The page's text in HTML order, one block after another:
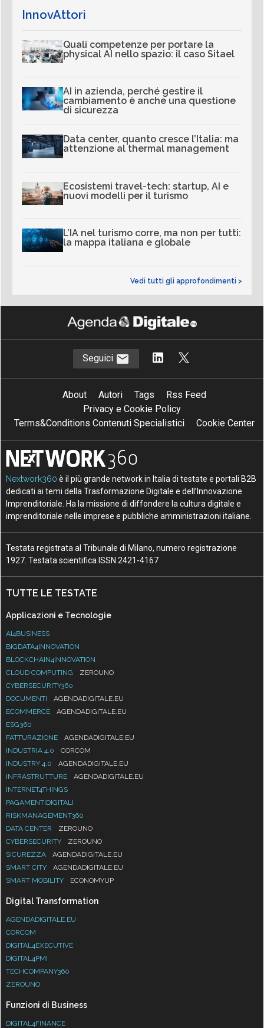
InnovAttori
Quali competenze per portare la
physical AI nello spazio: il caso Sitael
AI in azienda, perché gestire il
cambiamento è anche una questione
di sicurezza
Data center, quanto cresce l’Italia: ma
attenzione al thermal management
Ecosistemi travel-tech: startup, AI e
nuovi modelli per il turismo
L’IA nel turismo corre, ma non per tutti:
la mappa italiana e globale
Vedi tutti gli approfondimenti >
Seguici
About Autori Tags
Rss Feed
Privacy e Cookie Policy
Terms&Conditions Contenuti Specialistici
Cookie Center
Nextwork360 è il più grande network in Italia di testate e portali B2B
dedicati ai temi della Trasformazione Digitale e dell’Innovazione
Imprenditoriale. Ha la missione di diffondere la cultura digitale e
imprenditoriale nelle imprese e pubbliche amministrazioni italiane.
Testata registrata al Tribunale di Milano, numero registrazione
1927. Testata scientifica ISSN 2421-4167
TUTTE LE TESTATE
Applicazioni e Tecnologie
AI4BUSINESS
BIGDATA4INNOVATION
BLOCKCHAIN4INNOVATION
CLOUD COMPUTING
ZEROUNO
CYBERSECURITY360
DOCUMENTI
AGENDADIGITALE.EU
ECOMMERCE
AGENDADIGITALE.EU
ESG360
FATTURAZIONE
AGENDADIGITALE.EU
INDUSTRIA 4.0
CORCOM
INDUSTRY 4.0
AGENDADIGITALE.EU
INFRASTRUTTURE
AGENDADIGITALE.EU
INTERNET4THINGS
PAGAMENTIDIGITALI
RISKMANAGEMENT360
DATA CENTER
ZEROUNO
CYBERSECURITY
ZEROUNO
SICUREZZA
AGENDADIGITALE.EU
SMART CITY
AGENDADIGITALE.EU
SMART MOBILITY
ECONOMYUP
Digital Transformation
AGENDADIGITALE.EU
CORCOM
DIGITAL4EXECUTIVE
DIGITAL4PMI
TECHCOMPANY360
ZEROUNO
Funzioni di Business
DIGITAL4FINANCE